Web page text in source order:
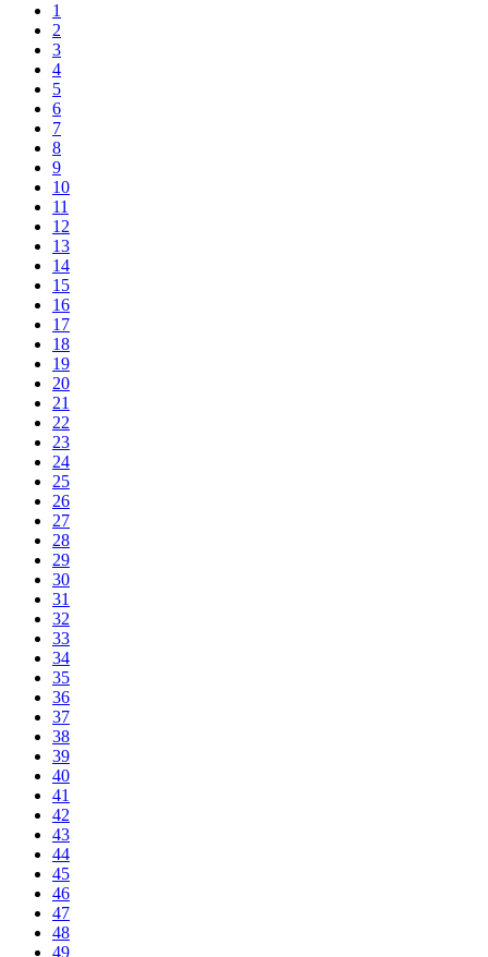
1
2
3
4
5
6
7
8
9
10
11
12
13
14
15
16
17
18
19
20
21
22
23
24
25
26
27
28
29
30
31
32
33
34
35
36
37
38
39
40
41
42
43
44
45
46
47
48
49